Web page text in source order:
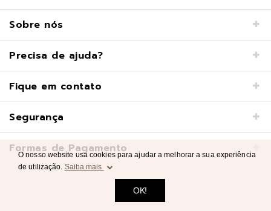
Sobre nós
Precisa de ajuda?
Fique em contato
Segurança
Formas de Pagamento
O nosso website usa cookies para ajudar a melhorar a sua experiência
de utilização. Saiba mais
OK!